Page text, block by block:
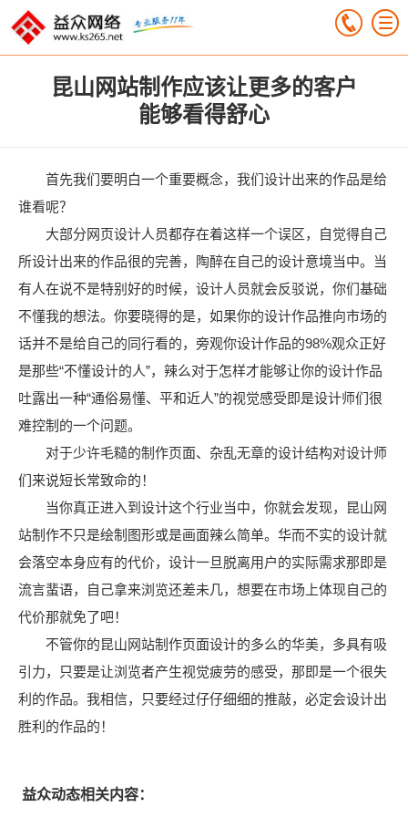
昆山网站制作应该让更多的客户
能够看得舒心
首先我们要明白一个重要概念，我们设计出来的作品是给
谁看呢？
大部分网页设计人员都存在着这样一个误区，自觉得自己
所设计出来的作品很的完善，陶醉在自己的设计意境当中。当
有人在说不是特别好的时候，设计人员就会反驳说，你们基础
不懂我的想法。你要晓得的是，如果你的设计作品推向市场的
话并不是给自己的同行看的，旁观你设计作品的98%观众正好
是那些“不懂设计的人”，辣么对于怎样才能够让你的设计作品
吐露出一种“通俗易懂、平和近人”的视觉感受即是设计师们很
难控制的一个问题。
对于少许毛糙的制作页面、杂乱无章的设计结构对设计师
们来说短长常致命的！
当你真正进入到设计这个行业当中，你就会发现，昆山网
站制作不只是绘制图形或是画面辣么简单。华而不实的设计就
会落空本身应有的代价，设计一旦脱离用户的实际需求那即是
流言蜚语，自己拿来浏览还差未几，想要在市场上体现自己的
代价那就免了吧！
不管你的昆山网站制作页面设计的多么的华美，多具有吸
引力，只要是让浏览者产生视觉疲劳的感受，那即是一个很失
利的作品。我相信，只要经过仔仔细细的推敲，必定会设计出
胜利的作品的！
益众动态相关内容：